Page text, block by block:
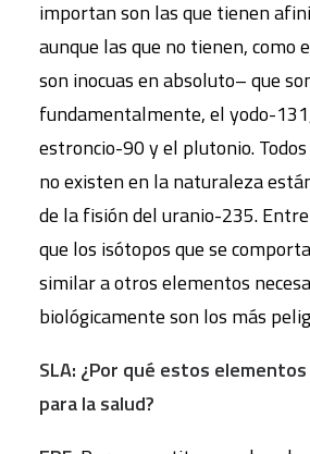
importan son las que tienen
aunque las que no tienen, como
son inocuas en absoluto– que
fundamentalmente, el yodo-
estroncio-90 y el plutonio.
no existen en la naturaleza
de la fisión del uranio-235.
que los isótopos que se
similar a otros elementos
biológicamente son los más
SLA: ¿Por qué estos
para la salud?